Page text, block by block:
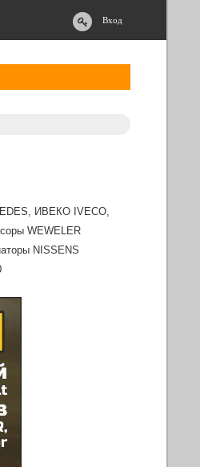
Вход
ИВЕКО IVECO,
WEWELER
NISSENS